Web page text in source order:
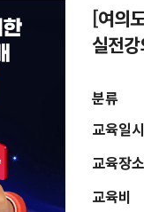
[여의
실전
분류
교육일시
교육장소
교육비